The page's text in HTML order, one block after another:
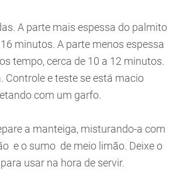
A parte mais espessa do palmito
minutos. A parte menos espessa
tempo, cerca de 10 a 12 minutos.
Controle e teste se está macio
com um garfo.
a manteiga, misturando-a com
e o sumo de meio limão. Deixe o
usar na hora de servir.